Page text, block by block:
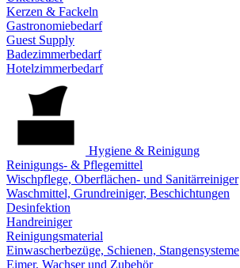
Kerzen & Fackeln
Gastronomiebedarf
Guest Supply
Badezimmerbedarf
Hotelzimmerbedarf
Hygiene & Reinigung
Reinigungs- & Pflegemittel
Wischpflege, Oberflächen- und Sanitärreiniger
Waschmittel, Grundreiniger, Beschichtungen
Desinfektion
Handreiniger
Reinigungsmaterial
Einwascherbezüge, Schienen, Stangensysteme
Eimer, Wachser und Zubehör